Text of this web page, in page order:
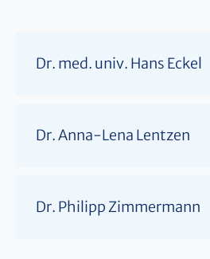
Dr. med. univ. Hans Eckel
Dr. Anna-Lena Lentzen
Dr. Philipp Zimmermann